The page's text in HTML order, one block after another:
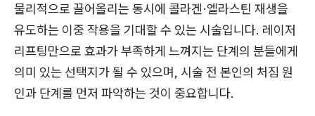
물리적으로 끌어올리는 동시에 콜라겐·엘라스틴 재생을
유도하는 이중 작용을 기대할 수 있는 시술입니다. 레이저
리프팅만으로 효과가 부족하게 느껴지는 단계의 분들에게
의미 있는 선택지가 될 수 있으며, 시술 전 본인의 처짐 원
인과 단계를 먼저 파악하는 것이 중요합니다.